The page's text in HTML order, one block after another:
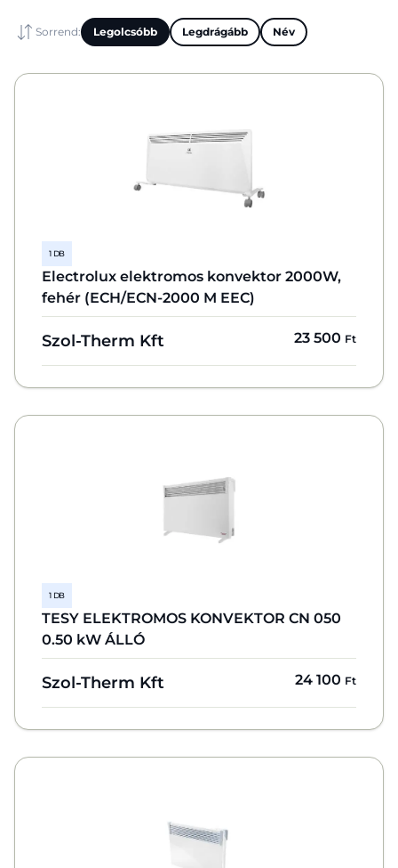
Sorrend: Legolcsóbb Legdrágább Név
1 DB
Electrolux elektromos konvektor 2000W,
fehér (ECH/ECN-2000 M EEC)
Szol-Therm Kft 23 500 Ft
1 DB
TESY ELEKTROMOS KONVEKTOR CN 050
0.50 kW ÁLLÓ
Szol-Therm Kft 24 100 Ft